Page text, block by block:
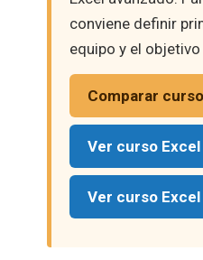
conviene definir
equipo y el
Comparar
Ver curso
Ver curso